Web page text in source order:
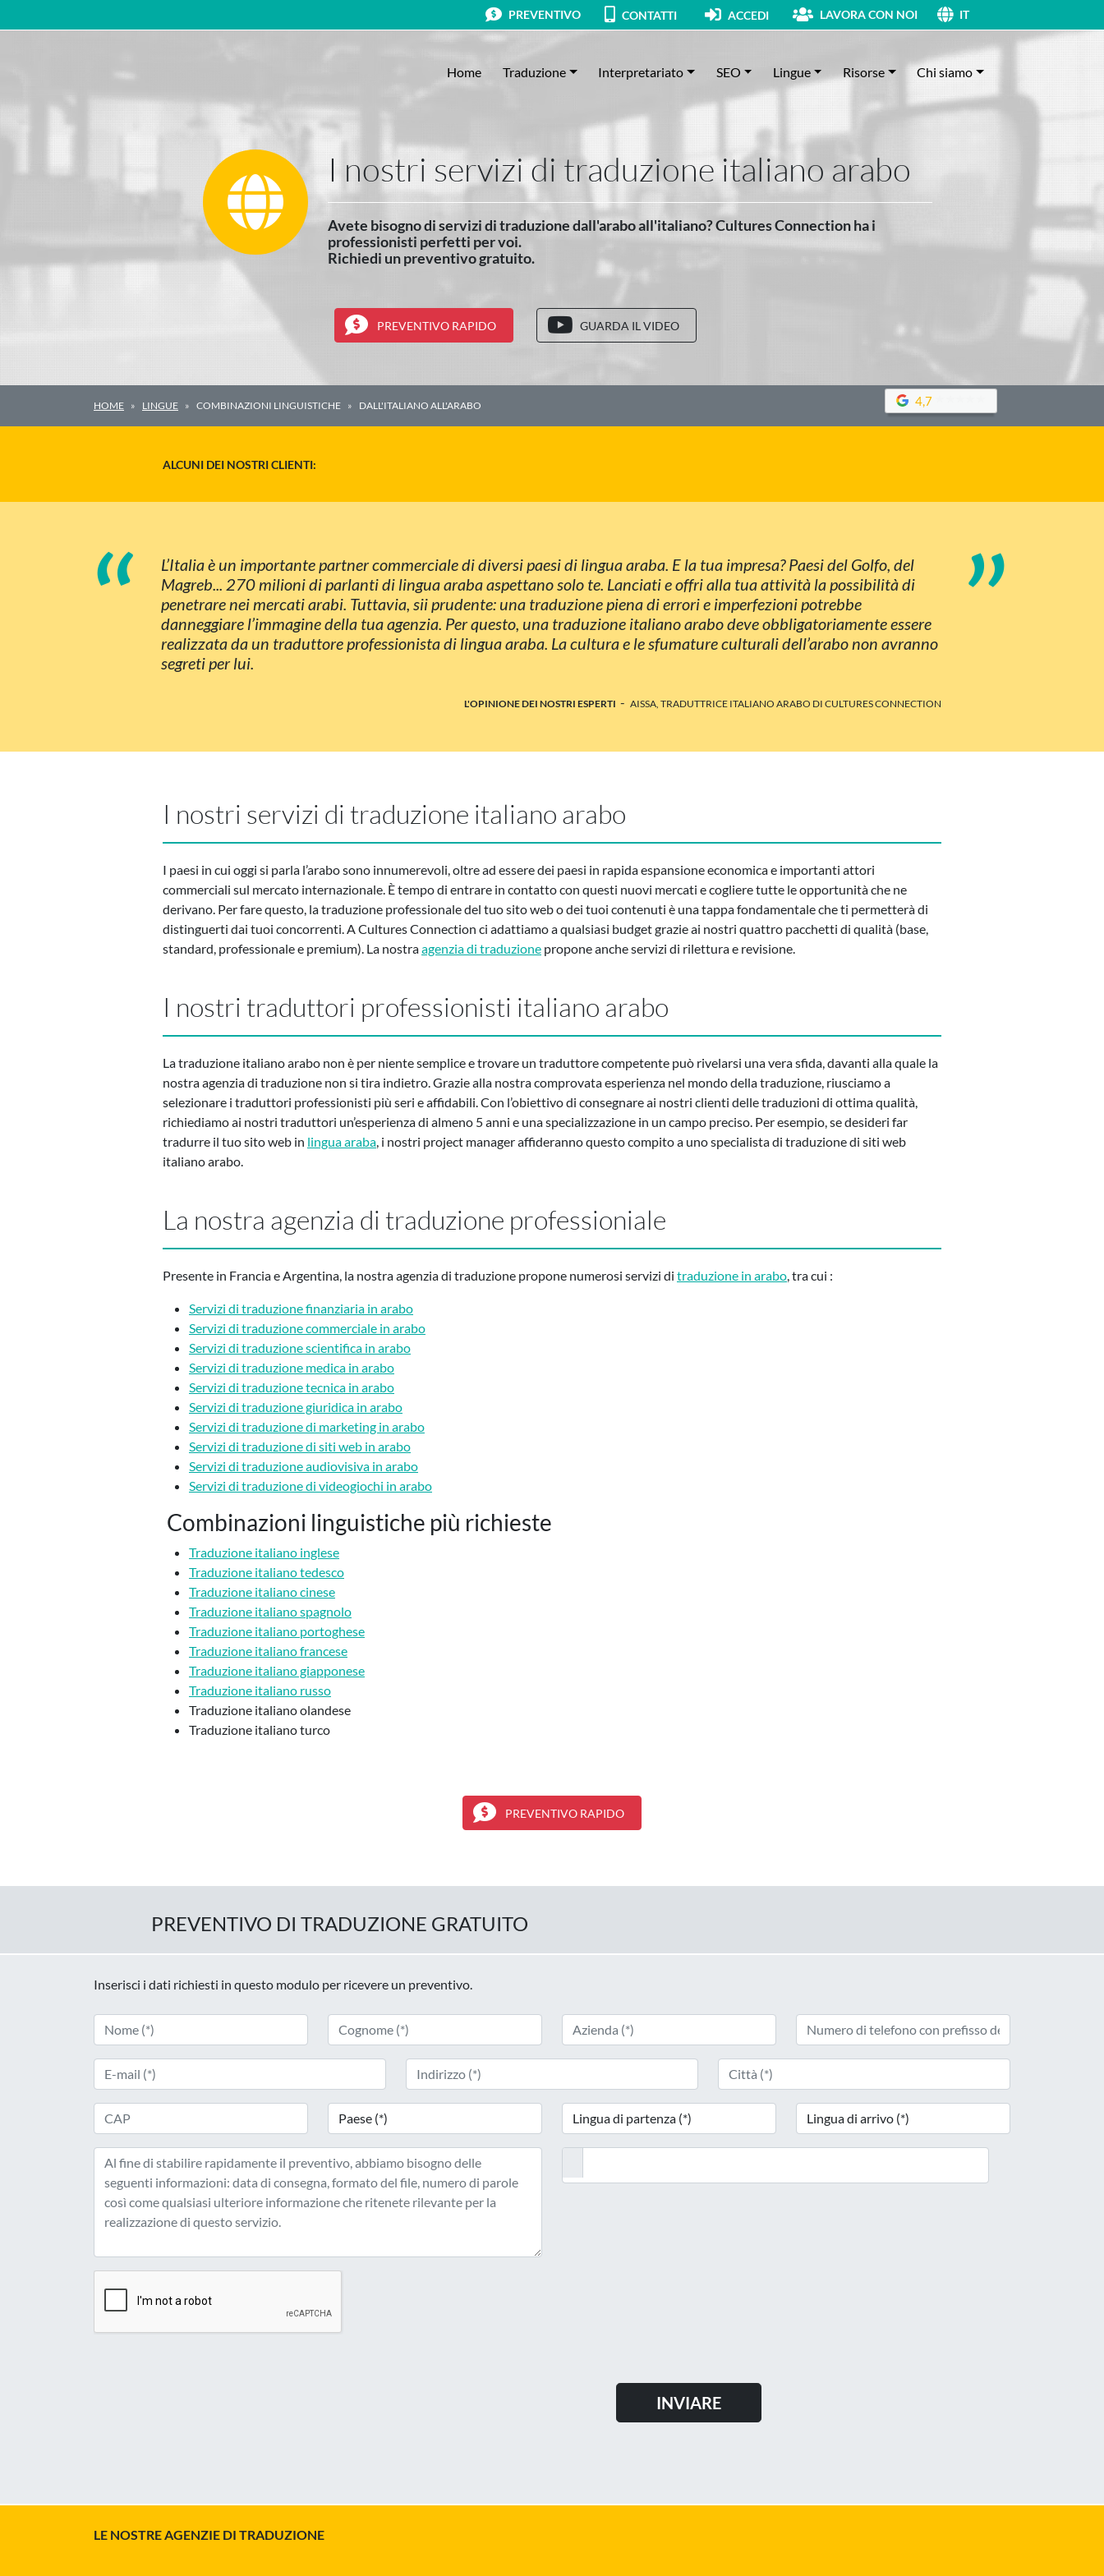
PREVENTIVO CONTATTI ACCEDI LAVORA CON NOI IT
Navigazione principale Home Traduzione Interpretariato SEO Lingue Risorse Chi siamo
I nostri servizi di traduzione italiano arabo
Avete bisogno di servizi di traduzione dall'arabo all'italiano? Cultures Connection ha i
professionisti perfetti per voi.
Richiedi un preventivo gratuito.
PREVENTIVO RAPIDO GUARDA IL VIDEO
HOME LINGUE COMBINAZIONI LINGUISTICHE DALL'ITALIANO ALL'ARABO 4,7
ALCUNI DEI NOSTRI CLIENTI:
“
L’Italia è un importante partner commerciale di diversi paesi di lingua araba. E la tua impresa? Paesi del Golfo, del
Magreb... 270 milioni di parlanti di lingua araba aspettano solo te. Lanciati e offri alla tua attività la possibilità di
penetrare nei mercati arabi. Tuttavia, sii prudente: una traduzione piena di errori e imperfezioni potrebbe
danneggiare l’immagine della tua agenzia. Per questo, una traduzione italiano arabo deve obbligatoriamente essere
realizzata da un traduttore professionista di lingua araba. La cultura e le sfumature culturali dell’arabo non avranno
segreti per lui.
”
L'OPINIONE DEI NOSTRI ESPERTI - AISSA, TRADUTTRICE ITALIANO ARABO DI CULTURES CONNECTION
I nostri servizi di traduzione italiano arabo
I paesi in cui oggi si parla l’arabo sono innumerevoli, oltre ad essere dei paesi in rapida espansione economica e importanti attori
commerciali sul mercato internazionale. È tempo di entrare in contatto con questi nuovi mercati e cogliere tutte le opportunità che ne
derivano. Per fare questo, la traduzione professionale del tuo sito web o dei tuoi contenuti è una tappa fondamentale che ti permetterà di
distinguerti dai tuoi concorrenti. A Cultures Connection ci adattiamo a qualsiasi budget grazie ai nostri quattro pacchetti di qualità (base,
standard, professionale e premium). La nostraagenzia di traduzione propone anche servizi di rilettura e revisione.
I nostri traduttori professionisti italiano arabo
La traduzione italiano arabo non è per niente semplice e trovare un traduttore competente può rivelarsi una vera sfida, davanti alla quale la
nostra agenzia di traduzione non si tira indietro. Grazie alla nostra comprovata esperienza nel mondo della traduzione, riusciamo a
selezionare i traduttori professionisti più seri e affidabili. Con l’obiettivo di consegnare ai nostri clienti delle traduzioni di ottima qualità,
richiediamo ai nostri traduttori un’esperienza di almeno 5 anni e una specializzazione in un campo preciso. Per esempio, se desideri far
tradurre il tuo sito web in lingua araba, i nostri project manager affideranno questo compito a uno specialista di traduzione di siti web
italiano arabo.
La nostra agenzia di traduzione professioniale
Presente in Francia e Argentina, la nostra agenzia di traduzione propone numerosi servizi di traduzione in arabo, tra cui :
Servizi di traduzione finanziaria in arabo
Servizi di traduzione commerciale in arabo
Servizi di traduzione scientifica in arabo
Servizi di traduzione medica in arabo
Servizi di traduzione tecnica in arabo
Servizi di traduzione giuridica in arabo
Servizi di traduzione di marketing in arabo
Servizi di traduzione di siti web in arabo
Servizi di traduzione audiovisiva in arabo
Servizi di traduzione di videogiochi in arabo
Combinazioni linguistiche più richieste
Traduzione italiano inglese
Traduzione italiano tedesco
Traduzione italiano cinese
Traduzione italiano spagnolo
Traduzione italiano portoghese
Traduzione italiano francese
Traduzione italiano giapponese
Traduzione italiano russo
Traduzione italiano olandese
Traduzione italiano turco
PREVENTIVO RAPIDO
PREVENTIVO DI TRADUZIONE GRATUITO
Inserisci i dati richiesti in questo modulo per ricevere un preventivo.
LE NOSTRE AGENZIE DI TRADUZIONE